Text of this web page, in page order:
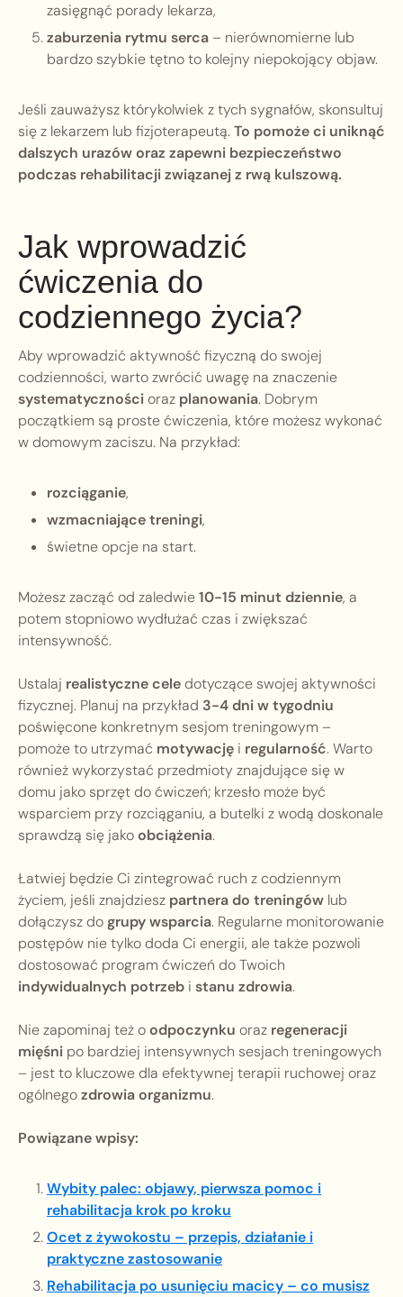
zasięgnąć porady lekarza,
zaburzenia rytmu serca– nierównomierne lub
bardzo szybkie tętno to kolejny niepokojący objaw.
Jeśli zauważysz którykolwiek z tych sygnałów, skonsultuj
się z lekarzem lub fizjoterapeutą.To pomoże ci uniknąć
dalszych urazów oraz zapewni bezpieczeństwo
podczas rehabilitacji związanej z rwą kulszową.
Jak wprowadzić
ćwiczenia do
codziennego życia?
Aby wprowadzić aktywność fizyczną do swojej
codzienności, warto zwrócić uwagę na znaczenie
systematycznościoraz planowania. Dobrym
początkiem są proste ćwiczenia, które możesz wykonać
w domowym zaciszu. Na przykład:
rozciąganie,
wzmacniające treningi,
świetne opcje na start.
Możesz zacząć od zaledwie10-15 minut dziennie, a
potem stopniowo wydłużać czas i zwiększać
intensywność.
Ustalaj realistyczne celedotyczące swojej aktywności
fizycznej. Planuj na przykład 3-4 dni w tygodniu
poświęcone konkretnym sesjom treningowym –
pomoże to utrzymać motywację i regularność. Warto
również wykorzystać przedmioty znajdujące się w
domu jako sprzęt do ćwiczeń; krzesło może być
wsparciem przy rozciąganiu, a butelki z wodą doskonale
sprawdzą się jakoobciążenia.
Łatwiej będzie Ci zintegrować ruch z codziennym
życiem, jeśli znajdziesz partnera do treningów lub
dołączysz dogrupy wsparcia. Regularne monitorowanie
postępów nie tylko doda Ci energii, ale także pozwoli
dostosować program ćwiczeń do Twoich
indywidualnych potrzeb i stanu zdrowia.
Nie zapominaj też oodpoczynku oraz regeneracji
mięśni po bardziej intensywnych sesjach treningowych
– jest to kluczowe dla efektywnej terapii ruchowej oraz
ogólnegozdrowia organizmu.
Powiązane wpisy:
Wybity palec: objawy, pierwsza pomoc i
rehabilitacja krok po kroku
Ocet z żywokostu – przepis, działanie i
praktyczne zastosowanie
Rehabilitacja po usunięciu macicy – co musisz